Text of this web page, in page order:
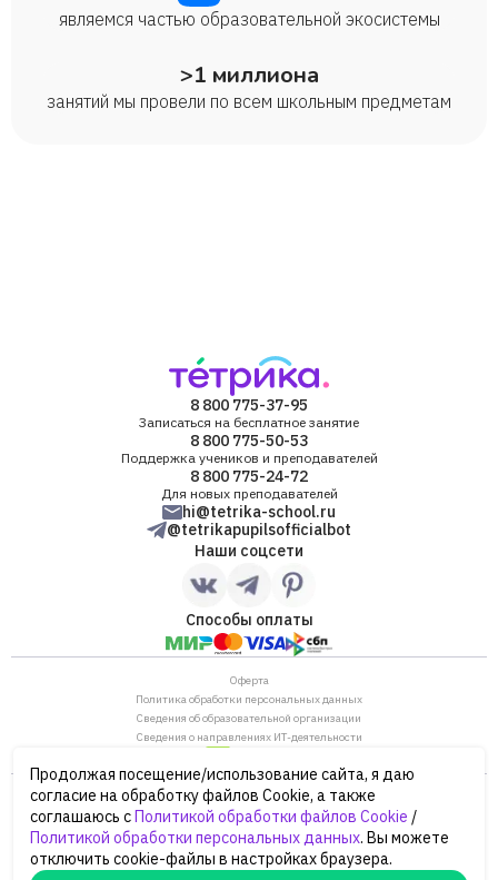
являемся частью образовательной экосистемы
>1 миллиона
занятий мы провели по всем школьным предметам
8 800 775-37-95
Записаться на бесплатное занятие
8 800 775-50-53
Поддержка учеников и преподавателей
8 800 775-24-72
Для новых преподавателей
hi@tetrika-school.ru
@tetrikapupilsofficialbot
Наши соцсети
Способы оплаты
Оферта
Политика обработки персональных данных
Сведения об образовательной организации
Сведения о направлениях ИТ-деятельности
ОГРН: 1187746880530
ИНН/КПП: 7702446568/770901001
105120, г. Москва, ул. Нижняя Сыромятническая,
дом 10, строение 12, этаж 4
Сайт Минпросвещения России
Продолжая посещение/использование сайта, я даю
согласие на обработку файлов Cookie, а также
соглашаюсь сПолитикой обработки файлов Cookie /
Политикой обработки персональных данных. Вы можете
отключить cookie-файлы в настройках браузера.